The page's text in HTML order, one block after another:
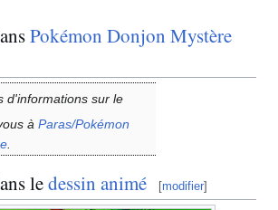
Pokémon Donjon Mystère
d'informations sur le
à Paras/Pokémon
.
ledessin animé [modifier]